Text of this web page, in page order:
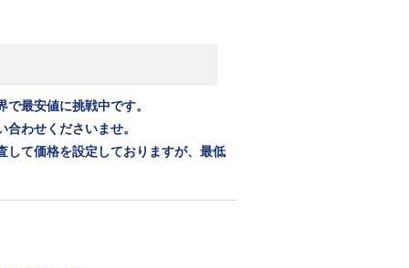
最安値に挑戦中です。
わせくださいませ。
て価格を設定しておりますが、最低